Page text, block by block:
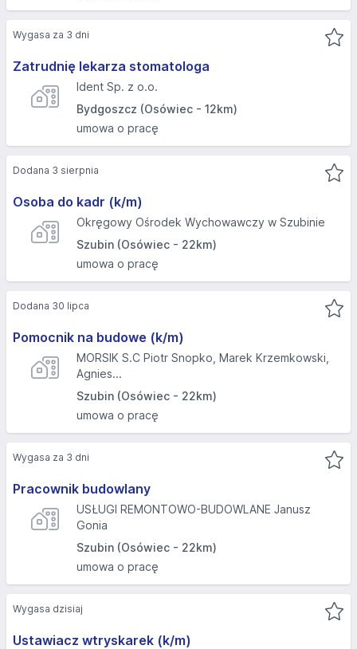
Zatrudnię lekarza stomatologa
Ident Sp. z o.o.
Bydgoszcz (Osówiec - 12km)
umowa o pracę
Wygasa za 3 dni
Osoba do kadr (k/m)
Okręgowy Ośrodek Wychowawczy w Szubinie
Szubin (Osówiec - 22km)
umowa o pracę
Dodana 3 sierpnia
Pomocnik na budowe (k/m)
MORSIK S.C Piotr Snopko, Marek Krzemkowski,
Agnies...
Szubin (Osówiec - 22km)
umowa o pracę
Dodana 30 lipca
Pracownik budowlany
USŁUGI REMONTOWO-BUDOWLANE Janusz
Gonia
Szubin (Osówiec - 22km)
umowa o pracę
Wygasa za 3 dni
Ustawiacz wtryskarek (k/m)
Wygasa dzisiaj